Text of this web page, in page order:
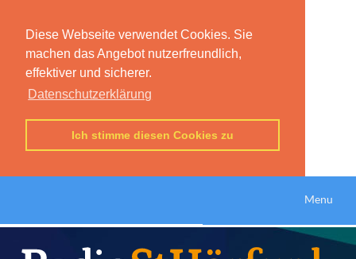
Diese Webseite verwendet Cookies. Sie
machen das Angebot nutzerfreundlich,
effektiver und sicherer.
Datenschutzerklärung
Ich stimme diesen Cookies zu
Menu